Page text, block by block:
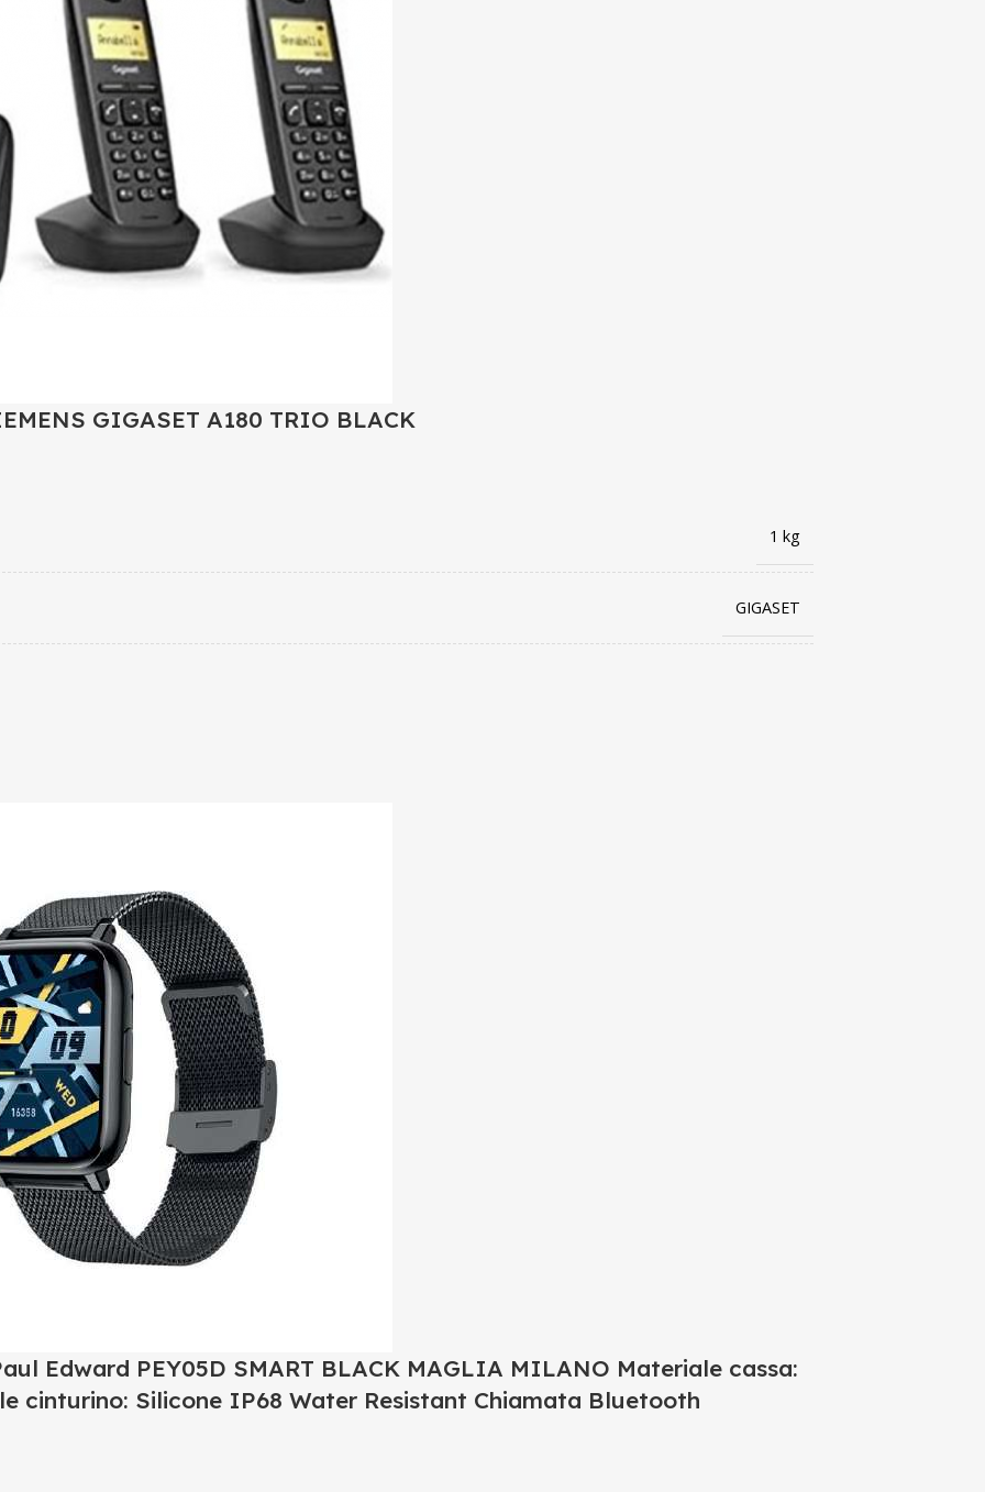
GIGASET A180 TRIO BLACK
1 kg
GIGASET
Edward PEY05D SMART BLACK MAGLIA MILANO Materiale cassa:
cinturino: Silicone IP68 Water Resistant Chiamata Bluetooth